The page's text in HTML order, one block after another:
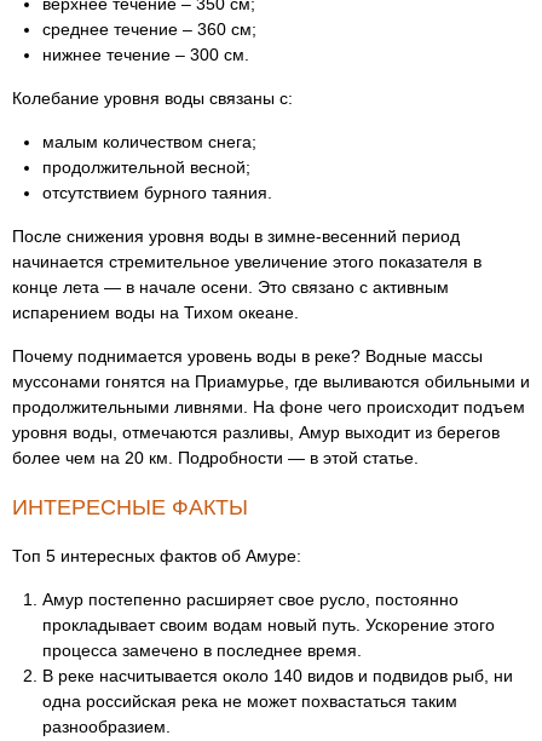
среднее течение – 360 см;
нижнее течение – 300 см.
Колебание уровня воды связаны с:
малым количеством снега;
продолжительной весной;
отсутствием бурного таяния.
После снижения уровня воды в зимне-весенний период
начинается стремительное увеличение этого показателя в
конце лета — в начале осени. Это связано с активным
испарением воды на Тихом океане.
Почему поднимается уровень воды в реке? Водные массы
муссонами гонятся на Приамурье, где выливаются обильными и
продолжительными ливнями. На фоне чего происходит подъем
уровня воды, отмечаются разливы, Амур выходит из берегов
более чем на 20 км. Подробности — в этой статье.
ИНТЕРЕСНЫЕ ФАКТЫ
Топ 5 интересных фактов об Амуре:
Амур постепенно расширяет свое русло, постоянно
прокладывает своим водам новый путь. Ускорение этого
процесса замечено в последнее время.
В реке насчитывается около 140 видов и подвидов рыб, ни
одна российская река не может похвастаться таким
разнообразием.